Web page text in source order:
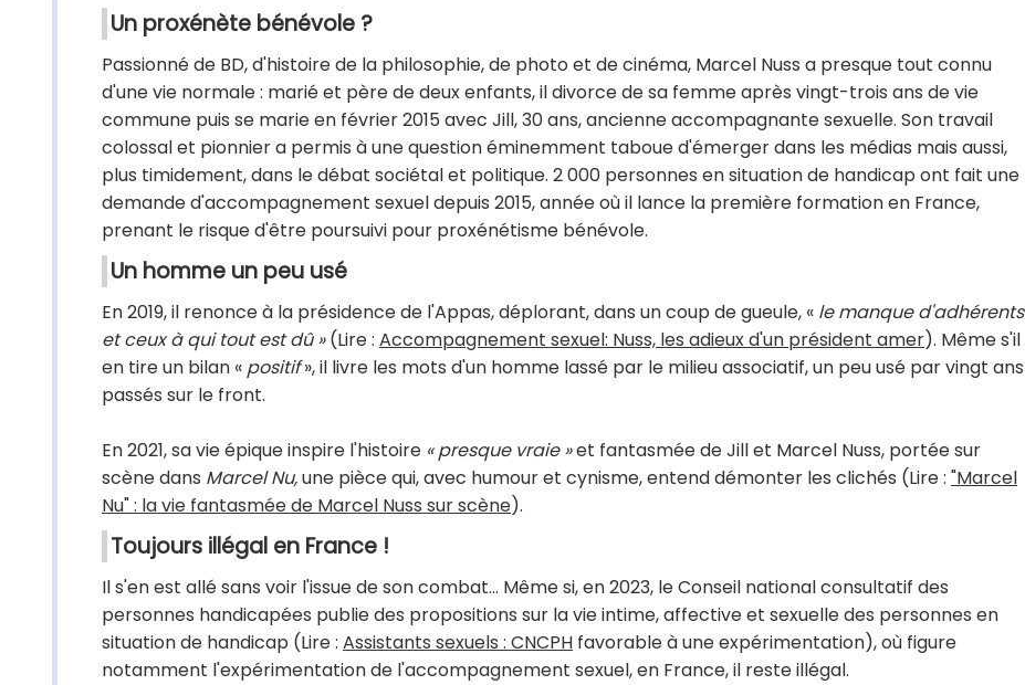
Un proxénète bénévole ?
Passionné de BD, d'histoire de la philosophie, de photo et de cinéma, Marcel Nuss a presque tout connu
d'une vie normale : marié et père de deux enfants, il divorce de sa femme après vingt-trois ans de vie
commune puis se marie en février 2015 avec Jill, 30 ans, ancienne accompagnante sexuelle. Son travail
colossal et pionnier a permis à une question éminemment taboue d'émerger dans les médias mais aussi,
plus timidement, dans le débat sociétal et politique. 2 000 personnes en situation de handicap ont fait une
demande d'accompagnement sexuel depuis 2015, année où il lance la première formation en France,
prenant le risque d'être poursuivi pour proxénétisme bénévole.
Un homme un peu usé
En 2019, il renonce à la présidence de l'Appas, déplorant, dans un coup de gueule, « le manque d'adhérents
et ceux à qui tout est dû »(Lire : Accompagnement sexuel: Nuss, les adieux d'un président amer). Même s'il
en tire un bilan « positif», il livre les mots d'un homme lassé par le milieu associatif, un peu usé par vingt ans
passés sur le front.
En 2021, sa vie épique inspire l'histoire « presque vraie »et fantasmée de Jill et Marcel Nuss, portée sur
scène dans Marcel Nu,une pièce qui, avec humour et cynisme, entend démonter les clichés (Lire : "Marcel
Nu" : la vie fantasmée de Marcel Nuss sur scène).
Toujours illégal en France !
Il s'en est allé sans voir l'issue de son combat... Même si, en 2023, le Conseil national consultatif des
personnes handicapées publie des propositions sur la vie intime, affective et sexuelle des personnes en
situation de handicap (Lire : Assistants sexuels : CNCPH favorable à une expérimentation), où figure
notamment l'expérimentation de l'accompagnement sexuel, en France, il reste illégal.